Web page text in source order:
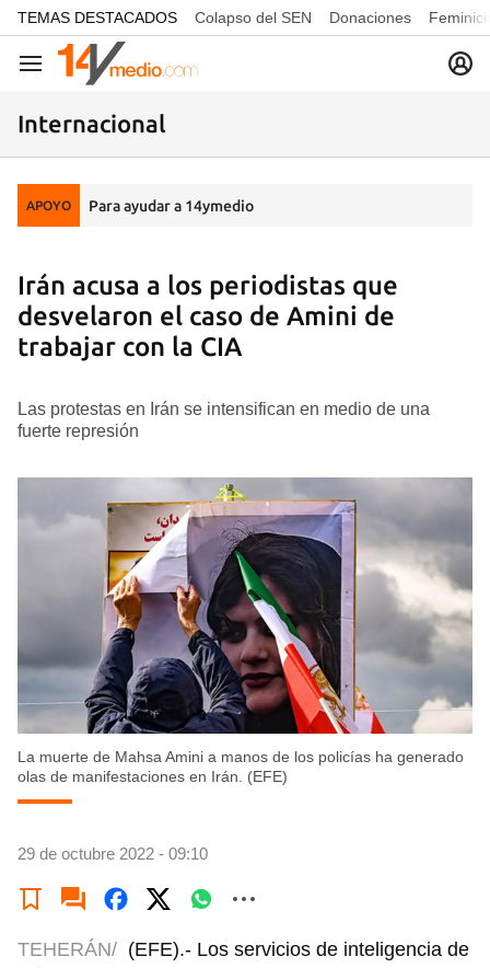
common.go-to-content
TEMAS DESTACADOS Colapso del SEN Donaciones
Navegación
Internacional
APOYO Para ayudar a 14ymedio
Irán acusa a los periodistas que
desvelaron el caso de Amini de
trabajar con la CIA
Las protestas en Irán se intensifican en medio de una
fuerte represión
La muerte de Mahsa Amini a manos de los policías ha generado
olas de manifestaciones en Irán. (EFE)
29 de octubre 2022 - 09:10
TEHERÁN/ (EFE).- Los servicios de inteligencia de